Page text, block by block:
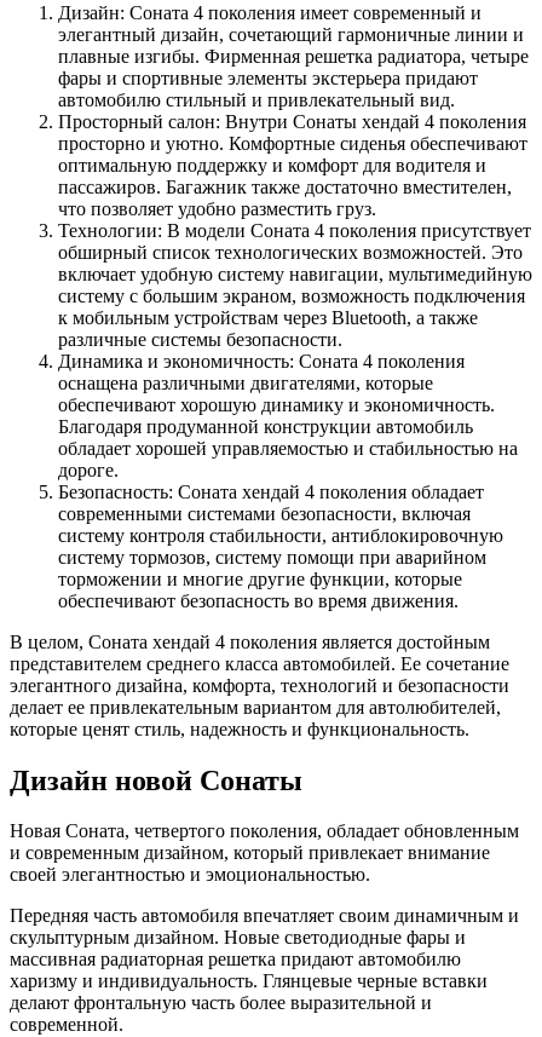
Дизайн: Соната 4 поколения имеет современный и
элегантный дизайн, сочетающий гармоничные линии и
плавные изгибы. Фирменная решетка радиатора, четыре
фары и спортивные элементы экстерьера придают
автомобилю стильный и привлекательный вид.
Просторный салон: Внутри Сонаты хендай 4 поколения
просторно и уютно. Комфортные сиденья обеспечивают
оптимальную поддержку и комфорт для водителя и
пассажиров. Багажник также достаточно вместителен,
что позволяет удобно разместить груз.
Технологии: В модели Соната 4 поколения присутствует
обширный список технологических возможностей. Это
включает удобную систему навигации, мультимедийную
систему с большим экраном, возможность подключения
к мобильным устройствам через Bluetooth, а также
различные системы безопасности.
Динамика и экономичность: Соната 4 поколения
оснащена различными двигателями, которые
обеспечивают хорошую динамику и экономичность.
Благодаря продуманной конструкции автомобиль
обладает хорошей управляемостью и стабильностью на
дороге.
Безопасность: Соната хендай 4 поколения обладает
современными системами безопасности, включая
систему контроля стабильности, антиблокировочную
систему тормозов, систему помощи при аварийном
торможении и многие другие функции, которые
обеспечивают безопасность во время движения.
В целом, Соната хендай 4 поколения является достойным
представителем среднего класса автомобилей. Ее сочетание
элегантного дизайна, комфорта, технологий и безопасности
делает ее привлекательным вариантом для автолюбителей,
которые ценят стиль, надежность и функциональность.
Дизайн новой Сонаты
Новая Соната, четвертого поколения, обладает обновленным
и современным дизайном, который привлекает внимание
своей элегантностью и эмоциональностью.
Передняя часть автомобиля впечатляет своим динамичным и
скульптурным дизайном. Новые светодиодные фары и
массивная радиаторная решетка придают автомобилю
харизму и индивидуальность. Глянцевые черные вставки
делают фронтальную часть более выразительной и
современной.